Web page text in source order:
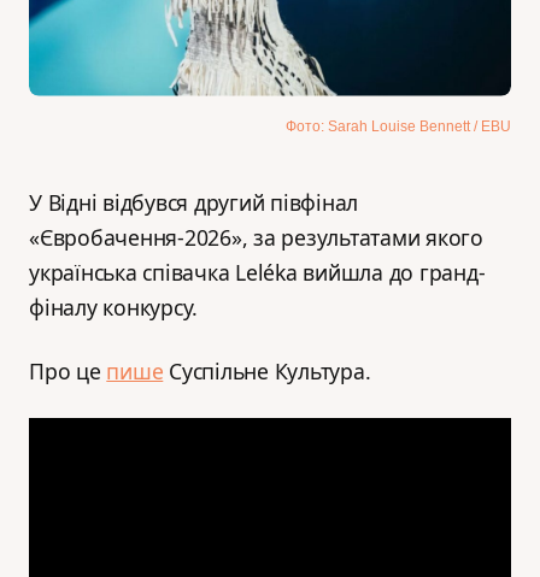
Фото: Sarah Louise Bennett / EBU
У Відні відбувся другий півфінал
«Євробачення-2026», за результатами якого
українська співачка Leléka вийшла до гранд-
фіналу конкурсу.
Про це пише Суспільне Культура.